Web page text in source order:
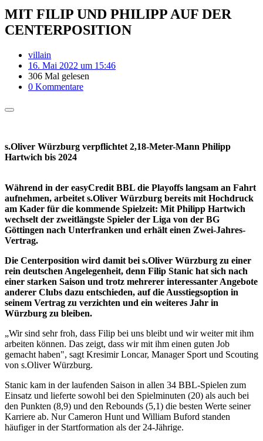
MIT FILIP UND PHILIPP AUF DER
CENTERPOSITION
villain
16. Mai 2022 um 15:46
306 Mal gelesen
0 Kommentare
s.Oliver Würzburg verpflichtet 2,18-Meter-Mann Philipp
Hartwich bis 2024
Während in der easyCredit BBL die Playoffs langsam an Fahrt
aufnehmen, arbeitet s.Oliver Würzburg bereits mit Hochdruck
am Kader für die kommende Spielzeit: Mit Philipp Hartwich
wechselt der zweitlängste Spieler der Liga von der BG
Göttingen nach Unterfranken und erhält einen Zwei-Jahres-
Vertrag.
Die Centerposition wird damit bei s.Oliver Würzburg zu einer
rein deutschen Angelegenheit, denn Filip Stanic hat sich nach
einer starken Saison und trotz mehrerer interessanter Angebote
anderer Clubs dazu entschieden, auf die Ausstiegsoption in
seinem Vertrag zu verzichten und ein weiteres Jahr in
Würzburg zu bleiben.
„Wir sind sehr froh, dass Filip bei uns bleibt und wir weiter mit ihm
arbeiten können. Das zeigt, dass wir mit ihm einen guten Job
gemacht haben", sagt Kresimir Loncar, Manager Sport und Scouting
von s.Oliver Würzburg.
Stanic kam in der laufenden Saison in allen 34 BBL-Spielen zum
Einsatz und lieferte sowohl bei den Spielminuten (20) als auch bei
den Punkten (8,9) und den Rebounds (5,1) die besten Werte seiner
Karriere ab. Nur Cameron Hunt und William Buford standen
häufiger in der Startformation als der 24-Jährige.